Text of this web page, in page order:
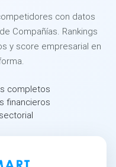
con datos
Compañías. Rankings
y score empresarial en
completos
financieros